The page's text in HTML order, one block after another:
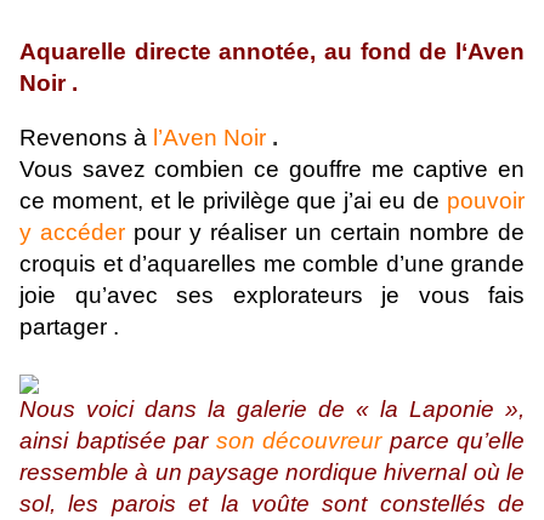
Aquarelle directe annotée, au fond de l‘Aven
Noir .
Revenons à l’Aven Noir .
Vous savez combien ce gouffre me captive en
ce moment, et le privilège que j’ai eu de pouvoir
y accéder pour y réaliser un certain nombre de
croquis et d’aquarelles me comble d’une grande
joie qu’avec ses explorateurs je vous fais
partager .
Nous voici dans la galerie de « la Laponie »,
ainsi baptisée par son découvreurparce qu’elle
ressemble à un paysage nordique hivernal où le
sol, les parois et la voûte sont constellés de